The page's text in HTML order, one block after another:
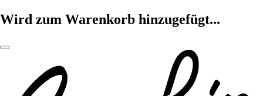
Wird zum Warenkorb hinzugefügt...